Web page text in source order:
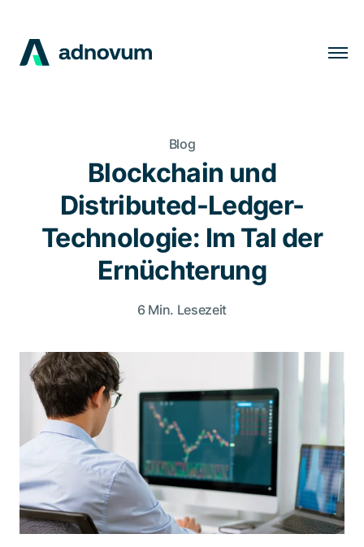
Insights
Unternehmen
Karriere
Spezialisten kontaktieren
Blog
Blockchain und
Distributed-Ledger-
Technologie: Im Tal der
Ernüchterung
6 Min. Lesezeit